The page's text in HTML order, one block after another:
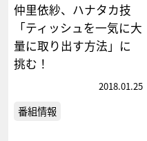
仲里依紗、ハナタカ技
「ティッシュを一気に大
量に取り出す方法」に
挑む！
2018.01.25
番組情報